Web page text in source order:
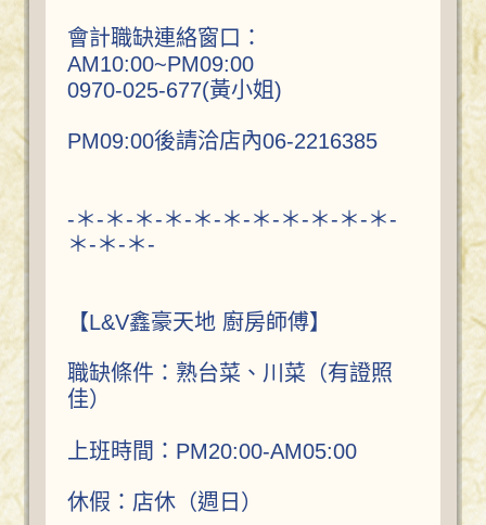
會計職缺連絡窗口：
AM10:00~PM09:00
0970-025-677(黃小姐)
PM09:00後請洽店內06-2216385
-＊-＊-＊-＊-＊-＊-＊-＊-＊-＊-＊-
＊-＊-＊-
【L&V鑫豪天地 廚房師傅】
職缺條件：熟台菜、川菜（有證照
佳）
上班時間：PM20:00-AM05:00
休假：店休（週日）